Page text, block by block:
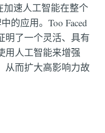
速人工智能在整个
的应用。Too Faced
明了一个灵活、具有
用人工智能来增强
从而扩大高影响力故